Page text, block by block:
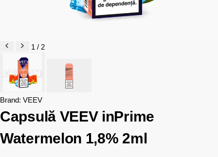
1 / 2
Brand: VEEV
Capsulă VEEV inPrime
Watermelon 1,8% 2ml